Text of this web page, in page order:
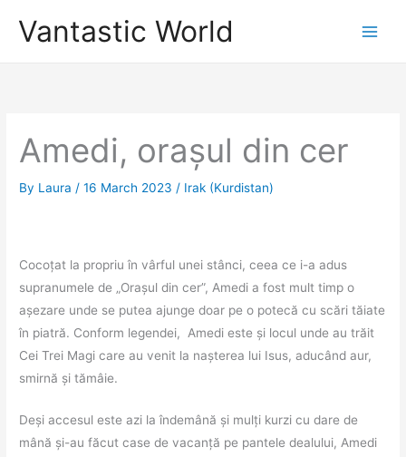
Vantastic World
Amedi, orașul din cer
By Laura/16 March 2023/ Irak (Kurdistan)
Cocoțat la propriu în vârful unei stânci, ceea ce i-a adus
supranumele de „Orașul din cer”, Amedi a fost mult timp o
așezare unde se putea ajunge doar pe o potecă cu scări tăiate
în piatră. Conform legendei, Amedi este și locul unde au trăit
Cei Trei Magi care au venit la nașterea lui Isus, aducând aur,
smirnă și tămâie.
Deși accesul este azi la îndemână și mulți kurzi cu dare de
mână și-au făcut case de vacanță pe pantele dealului, Amedi